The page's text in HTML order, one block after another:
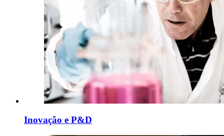
Inovação e P&D